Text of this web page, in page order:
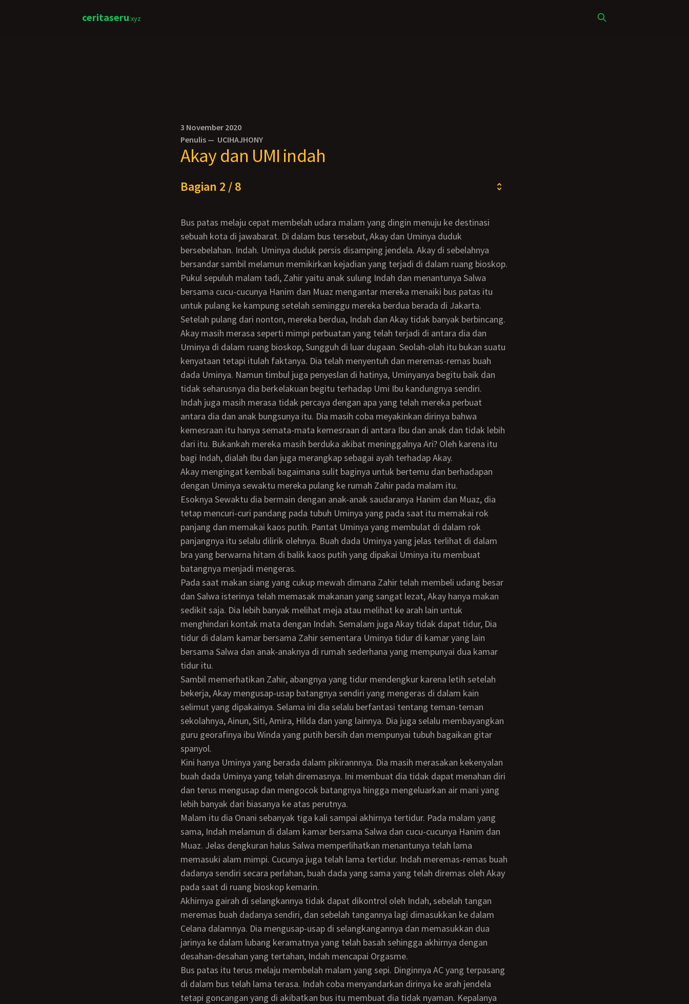
ceritaseru.xyz
3 November 2020
Penulis — UCIHAJHONY
Akay dan UMI indah
Bagian 2 / 8
Bus patas melaju cepat membelah udara malam yang dingin menuju ke destinasi
sebuah kota di jawabarat. Di dalam bus tersebut, Akay dan Uminya duduk
bersebelahan. Indah. Uminya duduk persis disamping jendela. Akay di sebelahnya
bersandar sambil melamun memikirkan kejadian yang terjadi di dalam ruang bioskop.
Pukul sepuluh malam tadi, Zahir yaitu anak sulung Indah dan menantunya Salwa
bersama cucu-cucunya Hanim dan Muaz mengantar mereka menaiki bus patas itu
untuk pulang ke kampung setelah seminggu mereka berdua berada di Jakarta.
Setelah pulang dari nonton, mereka berdua, Indah dan Akay tidak banyak berbincang.
Akay masih merasa seperti mimpi perbuatan yang telah terjadi di antara dia dan
Uminya di dalam ruang bioskop, Sungguh di luar dugaan. Seolah-olah itu bukan suatu
kenyataan tetapi itulah faktanya. Dia telah menyentuh dan meremas-remas buah
dada Uminya. Namun timbul juga penyeslan di hatinya, Uminyanya begitu baik dan
tidak seharusnya dia berkelakuan begitu terhadap Umi Ibu kandungnya sendiri.
Indah juga masih merasa tidak percaya dengan apa yang telah mereka perbuat
antara dia dan anak bungsunya itu. Dia masih coba meyakinkan dirinya bahwa
kemesraan itu hanya semata-mata kemesraan di antara Ibu dan anak dan tidak lebih
dari itu. Bukankah mereka masih berduka akibat meninggalnya Ari? Oleh karena itu
bagi Indah, dialah Ibu dan juga merangkap sebagai ayah terhadap Akay.
Akay mengingat kembali bagaimana sulit baginya untuk bertemu dan berhadapan
dengan Uminya sewaktu mereka pulang ke rumah Zahir pada malam itu.
Esoknya Sewaktu dia bermain dengan anak-anak saudaranya Hanim dan Muaz, dia
tetap mencuri-curi pandang pada tubuh Uminya yang pada saat itu memakai rok
panjang dan memakai kaos putih. Pantat Uminya yang membulat di dalam rok
panjangnya itu selalu dilirik olehnya. Buah dada Uminya yang jelas terlihat di dalam
bra yang berwarna hitam di balik kaos putih yang dipakai Uminya itu membuat
batangnya menjadi mengeras.
Pada saat makan siang yang cukup mewah dimana Zahir telah membeli udang besar
dan Salwa isterinya telah memasak makanan yang sangat lezat, Akay hanya makan
sedikit saja. Dia lebih banyak melihat meja atau melihat ke arah lain untuk
menghindari kontak mata dengan Indah. Semalam juga Akay tidak dapat tidur, Dia
tidur di dalam kamar bersama Zahir sementara Uminya tidur di kamar yang lain
bersama Salwa dan anak-anaknya di rumah sederhana yang mempunyai dua kamar
tidur itu.
Sambil memerhatikan Zahir, abangnya yang tidur mendengkur karena letih setelah
bekerja, Akay mengusap-usap batangnya sendiri yang mengeras di dalam kain
selimut yang dipakainya. Selama ini dia selalu berfantasi tentang teman-teman
sekolahnya, Ainun, Siti, Amira, Hilda dan yang lainnya. Dia juga selalu membayangkan
guru georafinya ibu Winda yang putih bersih dan mempunyai tubuh bagaikan gitar
spanyol.
Kini hanya Uminya yang berada dalam pikirannnya. Dia masih merasakan kekenyalan
buah dada Uminya yang telah diremasnya. Ini membuat dia tidak dapat menahan diri
dan terus mengusap dan mengocok batangnya hingga mengeluarkan air mani yang
lebih banyak dari biasanya ke atas perutnya.
Malam itu dia Onani sebanyak tiga kali sampai akhirnya tertidur. Pada malam yang
sama, Indah melamun di dalam kamar bersama Salwa dan cucu-cucunya Hanim dan
Muaz. Jelas dengkuran halus Salwa memperlihatkan menantunya telah lama
memasuki alam mimpi. Cucunya juga telah lama tertidur. Indah meremas-remas buah
dadanya sendiri secara perlahan, buah dada yang sama yang telah diremas oleh Akay
pada saat di ruang bioskop kemarin.
Akhirnya gairah di selangkannya tidak dapat dikontrol oleh Indah, sebelah tangan
meremas buah dadanya sendiri, dan sebelah tangannya lagi dimasukkan ke dalam
Celana dalamnya. Dia mengusap-usap di selangkangannya dan memasukkan dua
jarinya ke dalam lubang keramatnya yang telah basah sehingga akhirnya dengan
desahan-desahan yang tertahan, Indah mencapai Orgasme.
Bus patas itu terus melaju membelah malam yang sepi. Dinginnya AC yang terpasang
di dalam bus telah lama terasa. Indah coba menyandarkan dirinya ke arah jendela
tetapi goncangan yang di akibatkan bus itu membuat dia tidak nyaman. Kepalanya